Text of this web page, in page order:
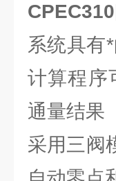
系统具有
计算程序
通量结果
采用三阀